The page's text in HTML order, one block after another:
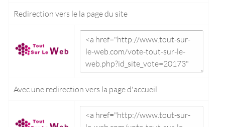
Redirection vers le la page du site
Avec une redirection vers la page d'accueil